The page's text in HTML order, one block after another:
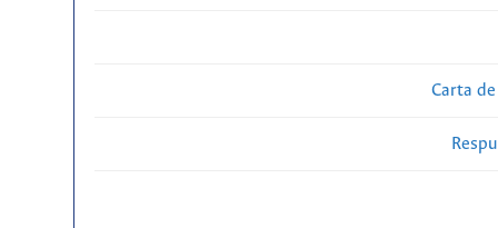
Carta